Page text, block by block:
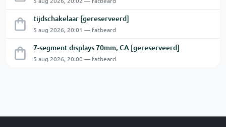
tijdschakelaar [gereserveerd]
5 aug 2026, 20:01 — fatbeard
7-segment displays 70mm, CA [gereserveerd]
5 aug 2026, 20:00 — fatbeard